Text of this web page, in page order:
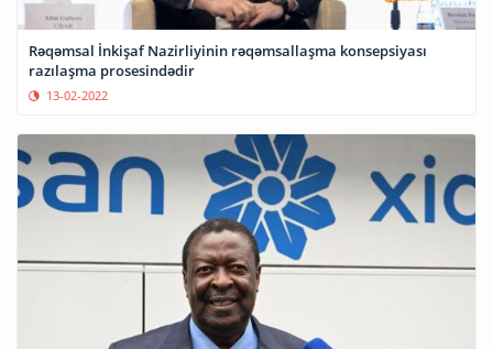
Rəqəmsal İnkişaf Nazirliyinin rəqəmsallaşma konsepsiyası
razılaşma prosesindədir
13-02-2022